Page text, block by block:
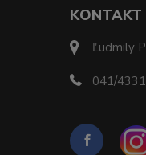
KONTAKT
Ľudmily
041/